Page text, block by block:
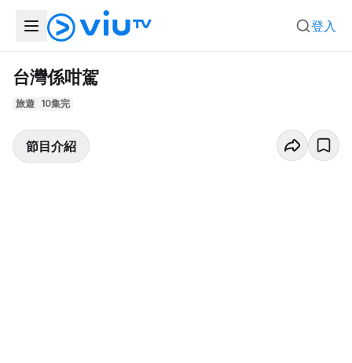
登入
台灣係咁駕
旅遊 10集完
節目介紹